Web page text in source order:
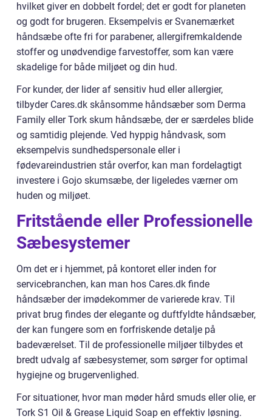
hvilket giver en dobbelt fordel; det er godt for planeten
og godt for brugeren. Eksempelvis er Svanemærket
håndsæbe ofte fri for parabener, allergifremkaldende
stoffer og unødvendige farvestoffer, som kan være
skadelige for både miljøet og din hud.
For kunder, der lider af sensitiv hud eller allergier,
tilbyder Cares.dk skånsomme håndsæber som Derma
Family eller Tork skum håndsæbe, der er særdeles blide
og samtidig plejende. Ved hyppig håndvask, som
eksempelvis sundhedspersonale eller i
fødevareindustrien står overfor, kan man fordelagtigt
investere i Gojo skumsæbe, der ligeledes værner om
huden og miljøet.
Fritstående eller Professionelle
Sæbesystemer
Om det er i hjemmet, på kontoret eller inden for
servicebranchen, kan man hos Cares.dk finde
håndsæber der imødekommer de varierede krav. Til
privat brug findes der elegante og duftfyldte håndsæber,
der kan fungere som en forfriskende detalje på
badeværelset. Til de professionelle miljøer tilbydes et
bredt udvalg af sæbesystemer, som sørger for optimal
hygiejne og brugervenlighed.
For situationer, hvor man møder hård smuds eller olie, er
Tork S1 Oil & Grease Liquid Soap en effektiv løsning.